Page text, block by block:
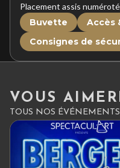
Placement assis numéroté
Buvette
Accès
Consignes de
VOUS
TOUS NOS ÉVÉNEMENTS